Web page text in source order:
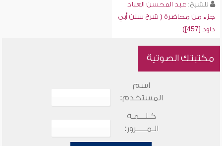
للشيخ: عبد المحسن العباد
جزء من محاضرة ( شرح سنن أبي
داود [457])
مكتبتك الصوتية
اسم
المستخدم:
كـلـــمـة
الـمـــــرور: